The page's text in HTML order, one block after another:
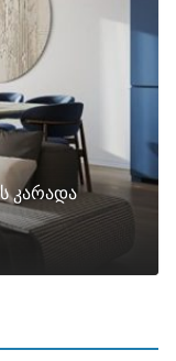
კარადა